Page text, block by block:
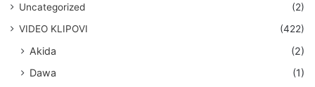
Uncategorized
(2)
VIDEO KLIPOVI
(422)
Akida
(2)
Dawa
(1)